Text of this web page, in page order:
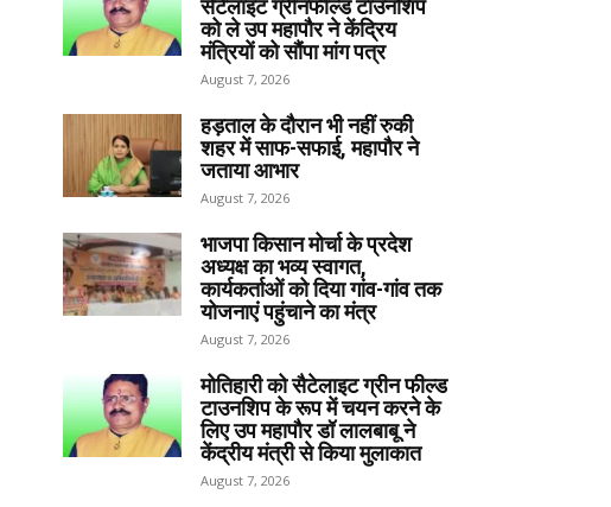
सेटेलाइट ग्रीनफील्ड टाउनशिप
को ले उप महापौर ने केंद्रिय
मंत्रियों को सौंपा मांग पत्र
August 7, 2026
हड़ताल के दौरान भी नहीं रुकी
शहर में साफ-सफाई, महापौर ने
जताया आभार
August 7, 2026
भाजपा किसान मोर्चा के प्रदेश
अध्यक्ष का भव्य स्वागत,
कार्यकर्ताओं को दिया गांव-गांव तक
योजनाएं पहुंचाने का मंत्र
August 7, 2026
मोतिहारी को सैटेलाइट ग्रीन फील्ड
टाउनशिप के रूप में चयन करने के
लिए उप महापौर डॉ लालबाबू ने
केंद्रीय मंत्री से किया मुलाकात
August 7, 2026